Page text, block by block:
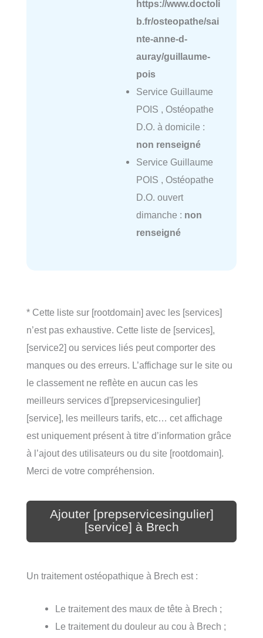
https://www.doctoli
b.fr/osteopathe/sai
nte-anne-d-
auray/guillaume-
pois
Service Guillaume
POIS , Ostéopathe
D.O. à domicile :
non renseigné
Service Guillaume
POIS , Ostéopathe
D.O. ouvert
dimanche : non
renseigné
* Cette liste sur [rootdomain] avec les [services]
n’est pas exhaustive. Cette liste de [services],
[service2] ou services liés peut comporter des
manques ou des erreurs. L’affichage sur le site ou
le classement ne reflète en aucun cas les
meilleurs services d'[prepservicesingulier]
[service], les meilleurs tarifs, etc… cet affichage
est uniquement présent à titre d’information grâce
à l’ajout des utilisateurs ou du site [rootdomain].
Merci de votre compréhension.
Ajouter [prepservicesingulier]
[service] à Brech
Un traitement ostéopathique à Brech est :
Le traitement des maux de tête à Brech ;
Le traitement du douleur au cou à Brech ;